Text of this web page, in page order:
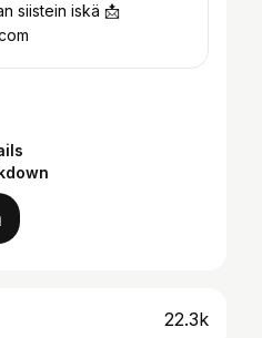
siistein iskä 📩
22.3k